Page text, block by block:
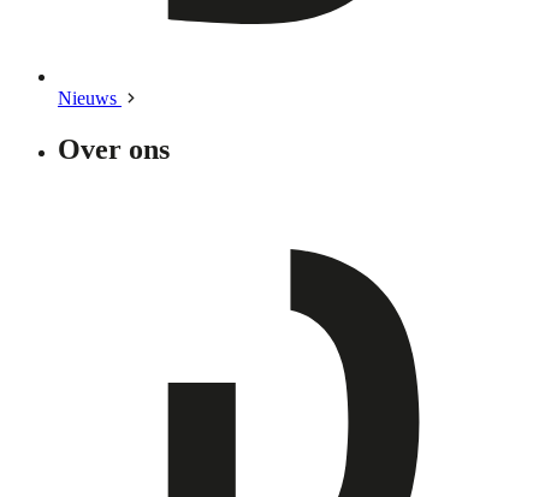
Nieuws
Over ons